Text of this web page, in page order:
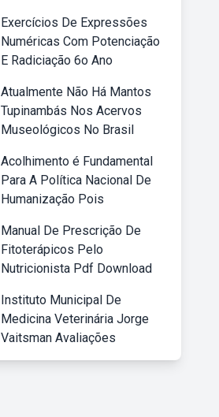
Exercícios De Expressões
Numéricas Com Potenciação
E Radiciação 6o Ano
Atualmente Não Há Mantos
Tupinambás Nos Acervos
Museológicos No Brasil
Acolhimento é Fundamental
Para A Política Nacional De
Humanização Pois
Manual De Prescrição De
Fitoterápicos Pelo
Nutricionista Pdf Download
Instituto Municipal De
Medicina Veterinária Jorge
Vaitsman Avaliações